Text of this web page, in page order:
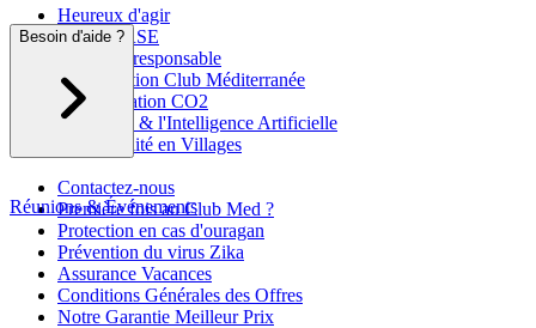
Heureux d'agir
Rapport RSE
Tourisme responsable
La Fondation Club Méditerranée
Compensation CO2
Club Med & l'Intelligence Artificielle
Accessibilité en Villages
Besoin d'aide ?
Contactez-nous
Première fois au Club Med ?
Protection en cas d'ouragan
Prévention du virus Zika
Assurance Vacances
Conditions Générales des Offres
Notre Garantie Meilleur Prix
Réunions & Événements